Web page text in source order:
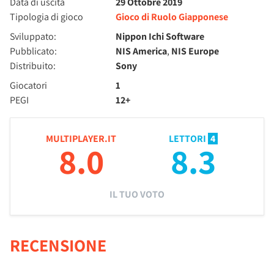
Tipologia di gioco
Gioco di Ruolo Giapponese
Sviluppato:
Nippon Ichi Software
Pubblicato:
NIS America, NIS Europe
Distribuito:
Sony
Giocatori
1
PEGI
12+
MULTIPLAYER.IT
8.0
LETTORI 4
8.3
IL TUO VOTO
RECENSIONE